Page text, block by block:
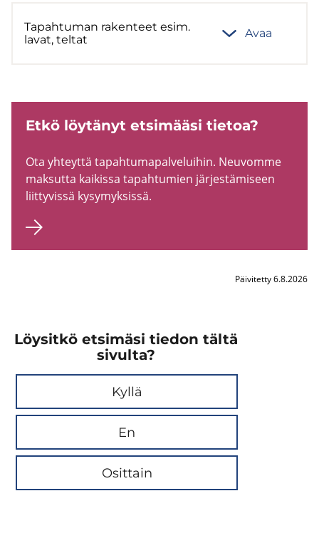
Ta­pah­tu­man ra­ken­teet esim.
lavat, tel­tat
Avaa
Etkö löy­tä­nyt et­si­mää­si tie­toa?
Ota yh­teyt­tä ta­pah­tu­ma­pal­ve­lui­hin. Neu­vom­me
mak­sut­ta kai­kis­sa ta­pah­tu­mien jär­jes­tä­mi­seen
liit­ty­vis­sä ky­sy­myk­sis­sä.
Päivitetty 6.8.2026
Löysitkö etsimäsi tiedon tältä
sivulta?
Kyllä
En
Osittain